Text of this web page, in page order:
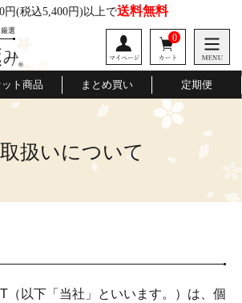
円(税込5,400円)以上で送料無料
選
0
ット商品 まとめ買い 定期便
極みの会
扱いについて
（以下「当社」といいます。）は、個